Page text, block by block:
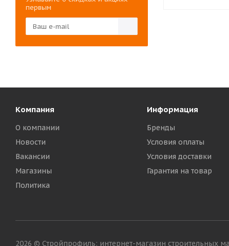
первым
Компания
О компании
Новости
Вакансии
Магазины
Политика
Информация
Бренды
Условия оплаты
Условия доставки
Гарантия на товар
2026 © Стройпрофиль: интернет-магазин строительных